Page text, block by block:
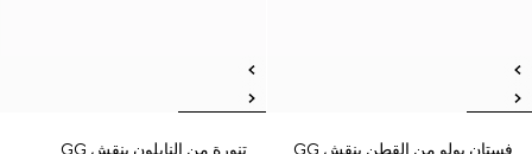
فستان بولو من القطن بنقش GG
تنورة من النايلون بنقش GG